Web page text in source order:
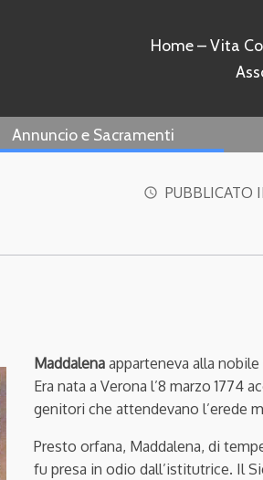
Home – Vita
Annuncio e Sacramenti
access_time PUBBLICATO
Maddalena apparteneva alla
Era nata a Verona l’8 marzo 1774
genitori che attendevano l’erede
Presto orfana, Maddalena, di
fu presa in odio dall’istitutrice. Il